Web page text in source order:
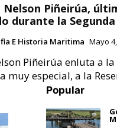
Nelson Piñeirúa,
durante la
E Historia Maritima Mayo
Piñeirúa enluta a
muy especial, a la
Popular